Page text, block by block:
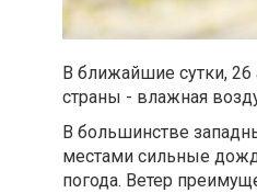
В ближайшие сутки, 26
страны - влажная
В большинстве
местами сильные
погода. Ветер